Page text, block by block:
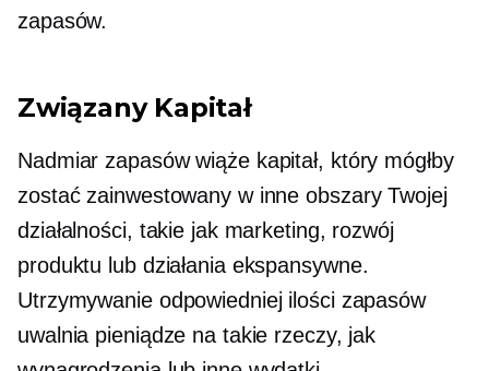
zapasów.
ZwiązanyKapitał
Nadmiar zapasów wiąże kapitał, który mógłby
zostać zainwestowany w inne obszary Twojej
działalności, takie jak marketing, rozwój
produktu lub działania ekspansywne.
Utrzymywanie odpowiedniej ilości zapasów
uwalnia pieniądze na takie rzeczy, jak